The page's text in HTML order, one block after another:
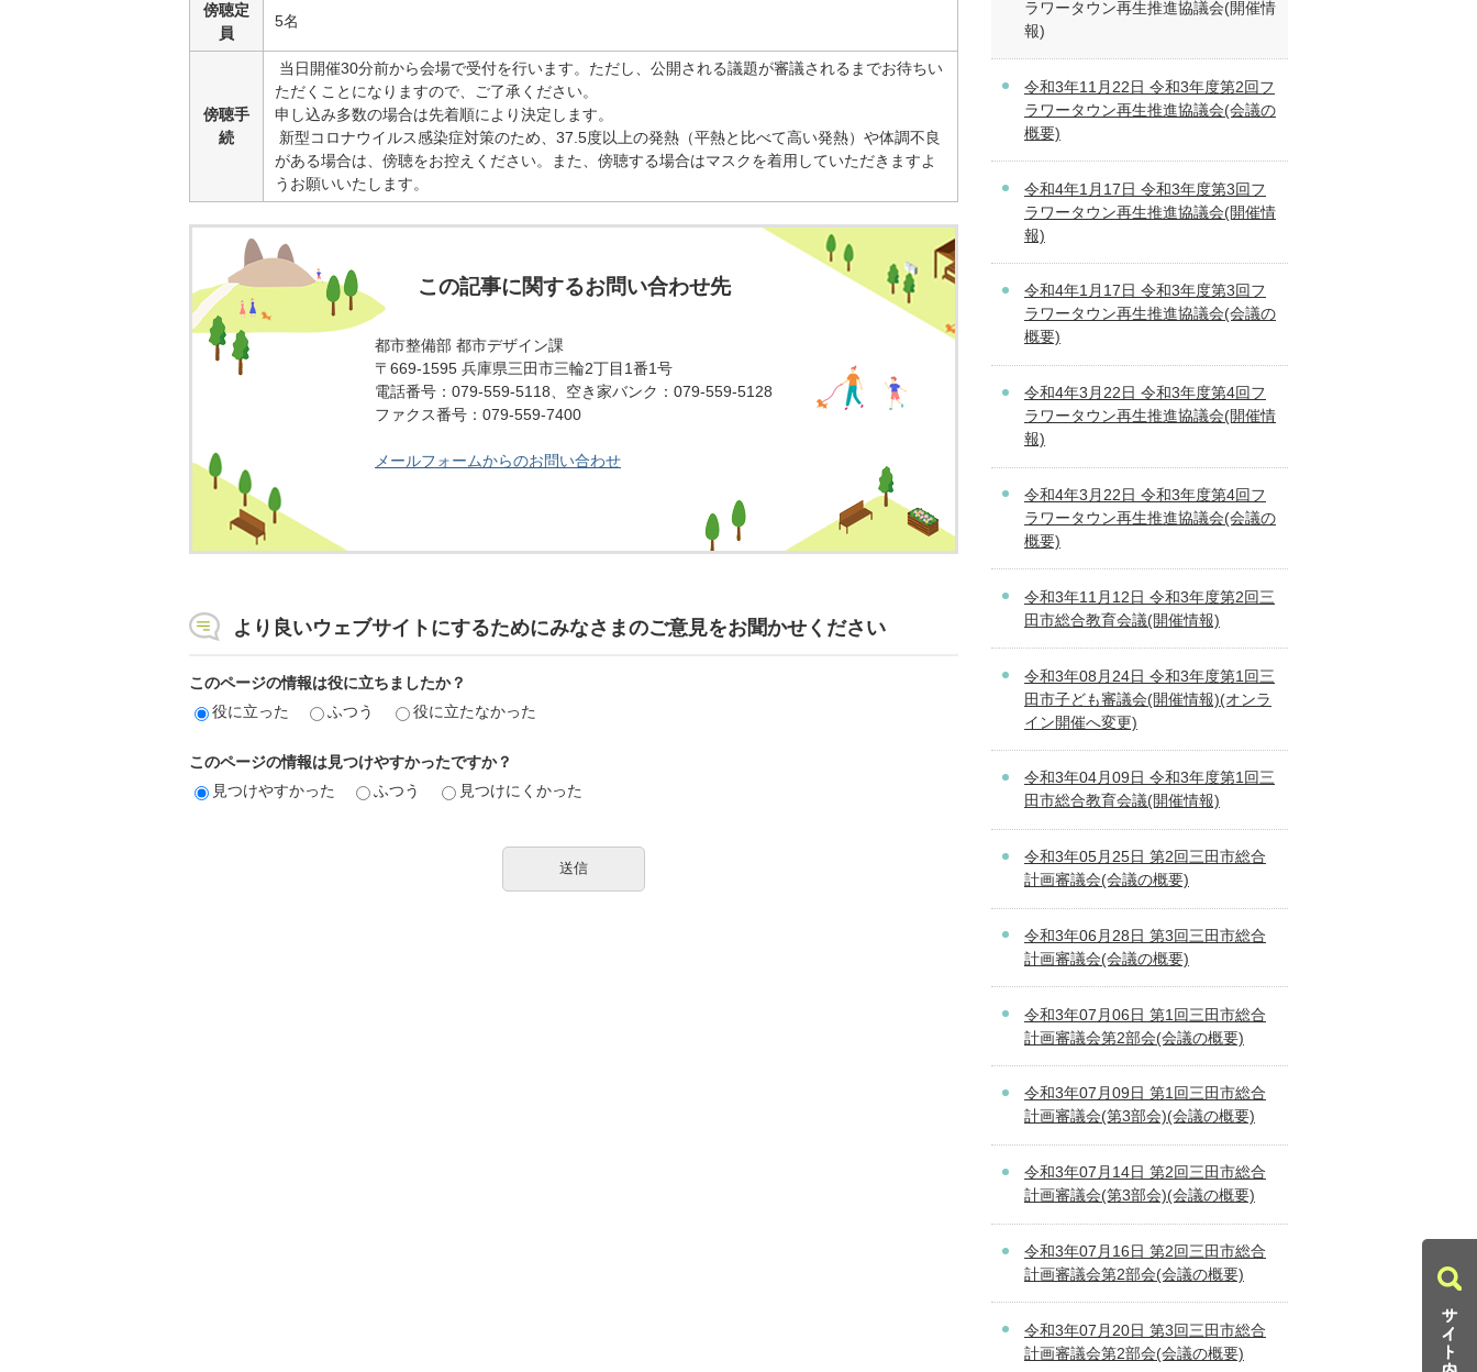
傍聴定
員
5名
傍聴手
続
当日開催30分前から会場で受付を行います。ただし、公開される議題が審議されるまでお待ちい
ただくことになりますので、ご了承ください。
申し込み多数の場合は先着順により決定します。
新型コロナウイルス感染症対策のため、37.5度以上の発熱（平熱と比べて高い発熱）や体調不良
がある場合は、傍聴をお控えください。また、傍聴する場合はマスクを着用していただきますよ
うお願いいたします。
この記事に関するお問い合わせ先
都市整備部 都市デザイン課
〒669-1595 兵庫県三田市三輪2丁目1番1号
電話番号：079-559-5118、空き家バンク：079-559-5128
ファクス番号：079-559-7400
メールフォームからのお問い合わせ
より良いウェブサイトにするためにみなさまのご意見をお聞かせください
このページの情報は役に立ちましたか？
役に立った
ふつう 役に立たなかった
このページの情報は見つけやすかったですか？
見つけやすかった
ふつう 見つけにくかった
ラワータウン再生推進協議会(開催情
報)
令和3年11月22日 令和3年度第2回フ
ラワータウン再生推進協議会(会議の
概要)
令和4年1月17日 令和3年度第3回フ
ラワータウン再生推進協議会(開催情
報)
令和4年1月17日 令和3年度第3回フ
ラワータウン再生推進協議会(会議の
概要)
令和4年3月22日 令和3年度第4回フ
ラワータウン再生推進協議会(開催情
報)
令和4年3月22日 令和3年度第4回フ
ラワータウン再生推進協議会(会議の
概要)
令和3年11月12日 令和3年度第2回三
田市総合教育会議(開催情報)
令和3年08月24日 令和3年度第1回三
田市子ども審議会(開催情報)(オンラ
イン開催へ変更)
令和3年04月09日 令和3年度第1回三
田市総合教育会議(開催情報)
令和3年05月25日 第2回三田市総合
計画審議会(会議の概要)
令和3年06月28日 第3回三田市総合
計画審議会(会議の概要)
令和3年07月06日 第1回三田市総合
計画審議会第2部会(会議の概要)
令和3年07月09日 第1回三田市総合
計画審議会(第3部会)(会議の概要)
令和3年07月14日 第2回三田市総合
計画審議会(第3部会)(会議の概要)
令和3年07月16日 第2回三田市総合
計画審議会第2部会(会議の概要)
令和3年07月20日 第3回三田市総合
計画審議会第2部会(会議の概要)